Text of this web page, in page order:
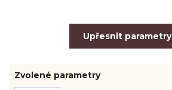
Upřesnit parametry
Zvolené parametry